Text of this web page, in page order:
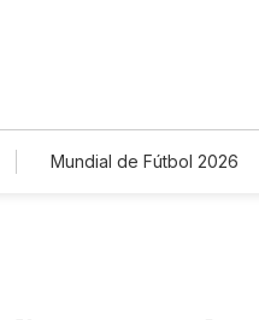
Mundial de Fútbol 2026